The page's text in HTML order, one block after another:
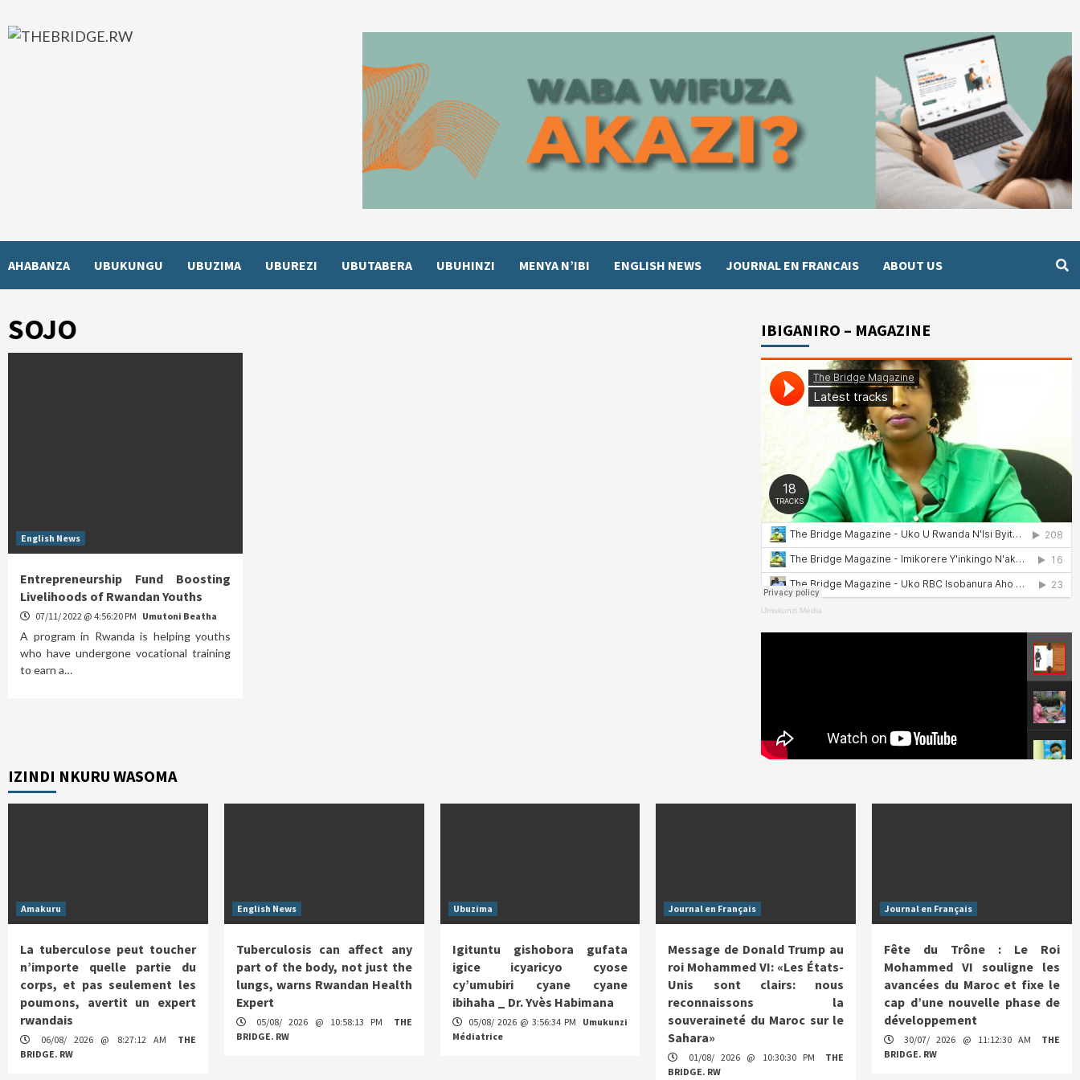
to
AHABANZA UBUKUNGU UBUZIMA UBUREZI UBUTABERA UBUHINZI MENYA N’IBI ENGLISH NEWS JOURNAL EN FRANCAIS ABOUT US
SOJO
English News
Entrepreneurship Fund Boosting
Livelihoods of Rwandan Youths
07/11/ 2022 @ 4:56:20 PM Umutoni Beatha
A program in Rwanda is helping youths
who have undergone vocational training
to earn a…
IBIGANIRO – MAGAZINE
Umukunzi Média
IZINDI NKURU WASOMA
Amakuru
La tuberculose peut toucher
n’importe quelle partie du
corps, et pas seulement les
poumons, avertit un expert
rwandais
06/08/ 2026 @ 8:27:12 AM
THE
BRIDGE. RW
English News
Tuberculosis can affect any
part of the body, not just the
lungs, warns Rwandan Health
Expert
05/08/ 2026 @ 10:58:13 PM
THE
BRIDGE. RW
Ubuzima
Igituntu gishobora gufata
igice icyaricyo cyose
cy’umubiri cyane cyane
ibihaha _ Dr. Yvès Habimana
05/08/ 2026 @ 3:56:34 PM
Umukunzi
Médiatrice
Journal en Français
Message de Donald Trump au
roi Mohammed VI: «Les États-
Unis sont clairs: nous
reconnaissons la
souveraineté du Maroc sur le
Sahara»
01/08/ 2026 @ 10:30:30 PM
THE
BRIDGE. RW
Journal en Français
Fête du Trône : Le Roi
Mohammed VI souligne les
avancées du Maroc et fixe le
cap d’une nouvelle phase de
développement
30/07/ 2026 @ 11:12:30 AM
THE
BRIDGE. RW